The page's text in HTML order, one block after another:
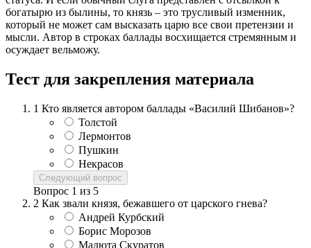
богатырю из былины, то князь – это трусливый изменник,
который не может сам высказать царю все свои претензии и
мысли. Автор в строках баллады восхищается стремянным и
осуждает вельможу.
Тест для закрепления материала
1 Кто является автором баллады «Василий Шибанов»?
Толстой
Лермонтов
Пушкин
Некрасов
Следующий вопрос
Вопрос 1 из 5
2 Как звали князя, бежавшего от царского гнева?
Андрей Курбский
Борис Морозов
Малюта Скуратов